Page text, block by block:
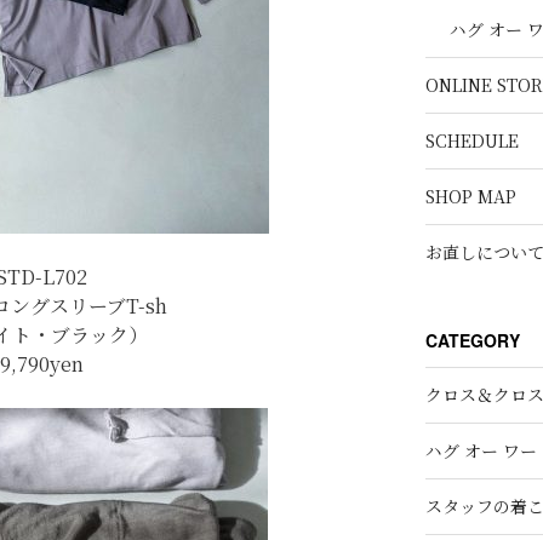
L702
ングスリーブT-sh
ト・ブラック）
9,790yen
ハグ オー
ONLINE
SCHEDULE
SHOP MAP
お直しについて
CATEGORY
クロス＆クロス
ハグ オー ワー
スタッフの着